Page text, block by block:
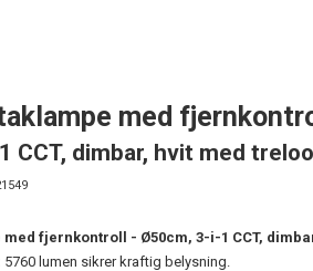
med
CCT, dimbar, hvit med
med fjernkontroll - Ø50cm, 3-i-1 CCT,
5760 lumen sikrer kraftig belysning.